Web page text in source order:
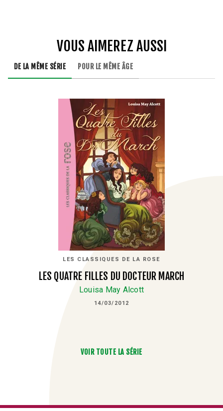
VOUS AIMEREZ AUSSI
DE LA MÊME SÉRIE POUR LE MÊME ÂGE
LES CLASSIQUES DE LA ROSE
LES QUATRE FILLES DU DOCTEUR MARCH
Louisa May Alcott
14/03/2012
VOIR TOUTE LA SÉRIE